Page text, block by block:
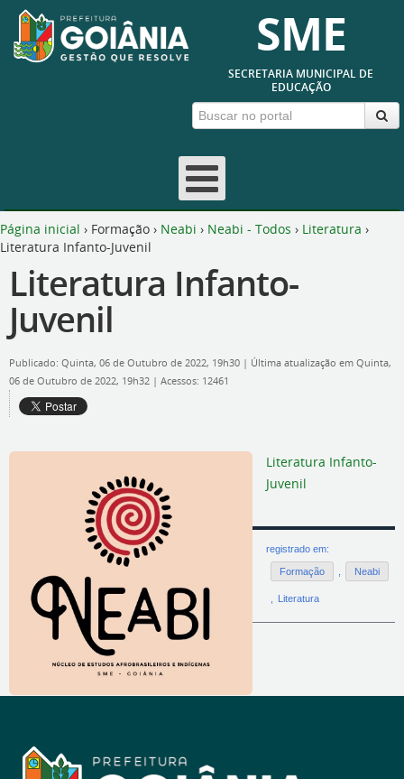
SME
SECRETARIA MUNICIPAL DE
EDUCAÇÃO
Página inicial › Formação › Neabi › Neabi - Todos › Literatura ›
Literatura Infanto-Juvenil
Literatura Infanto-
Juvenil
Publicado: Quinta, 06 de Outubro de 2022, 19h30 | Última atualização em Quinta,
06 de Outubro de 2022, 19h32 | Acessos: 12461
Literatura Infanto-
Juvenil
registrado em:
Formação Neabi
Literatura